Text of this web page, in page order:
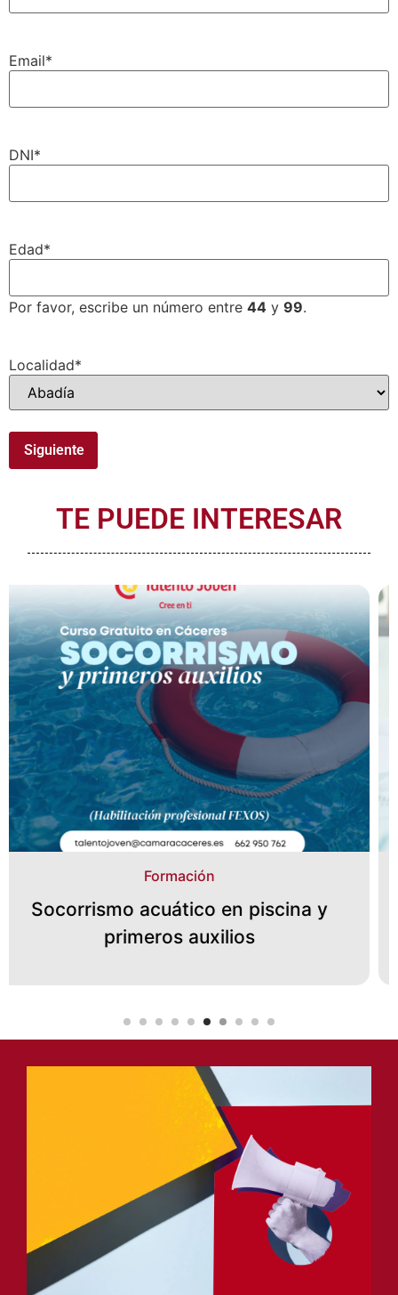
Email*
DNI*
Edad*
Por favor, escribe un número entre 44 y 99.
Localidad*
TE PUEDE INTERESAR
España Emprende
Iniciación a la asesoría fiscal, laboral y
contable